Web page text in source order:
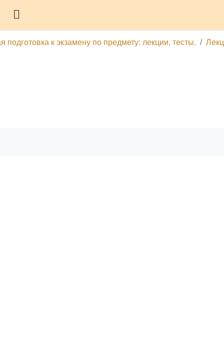
к экзамену по предмету: лекции, тесты.